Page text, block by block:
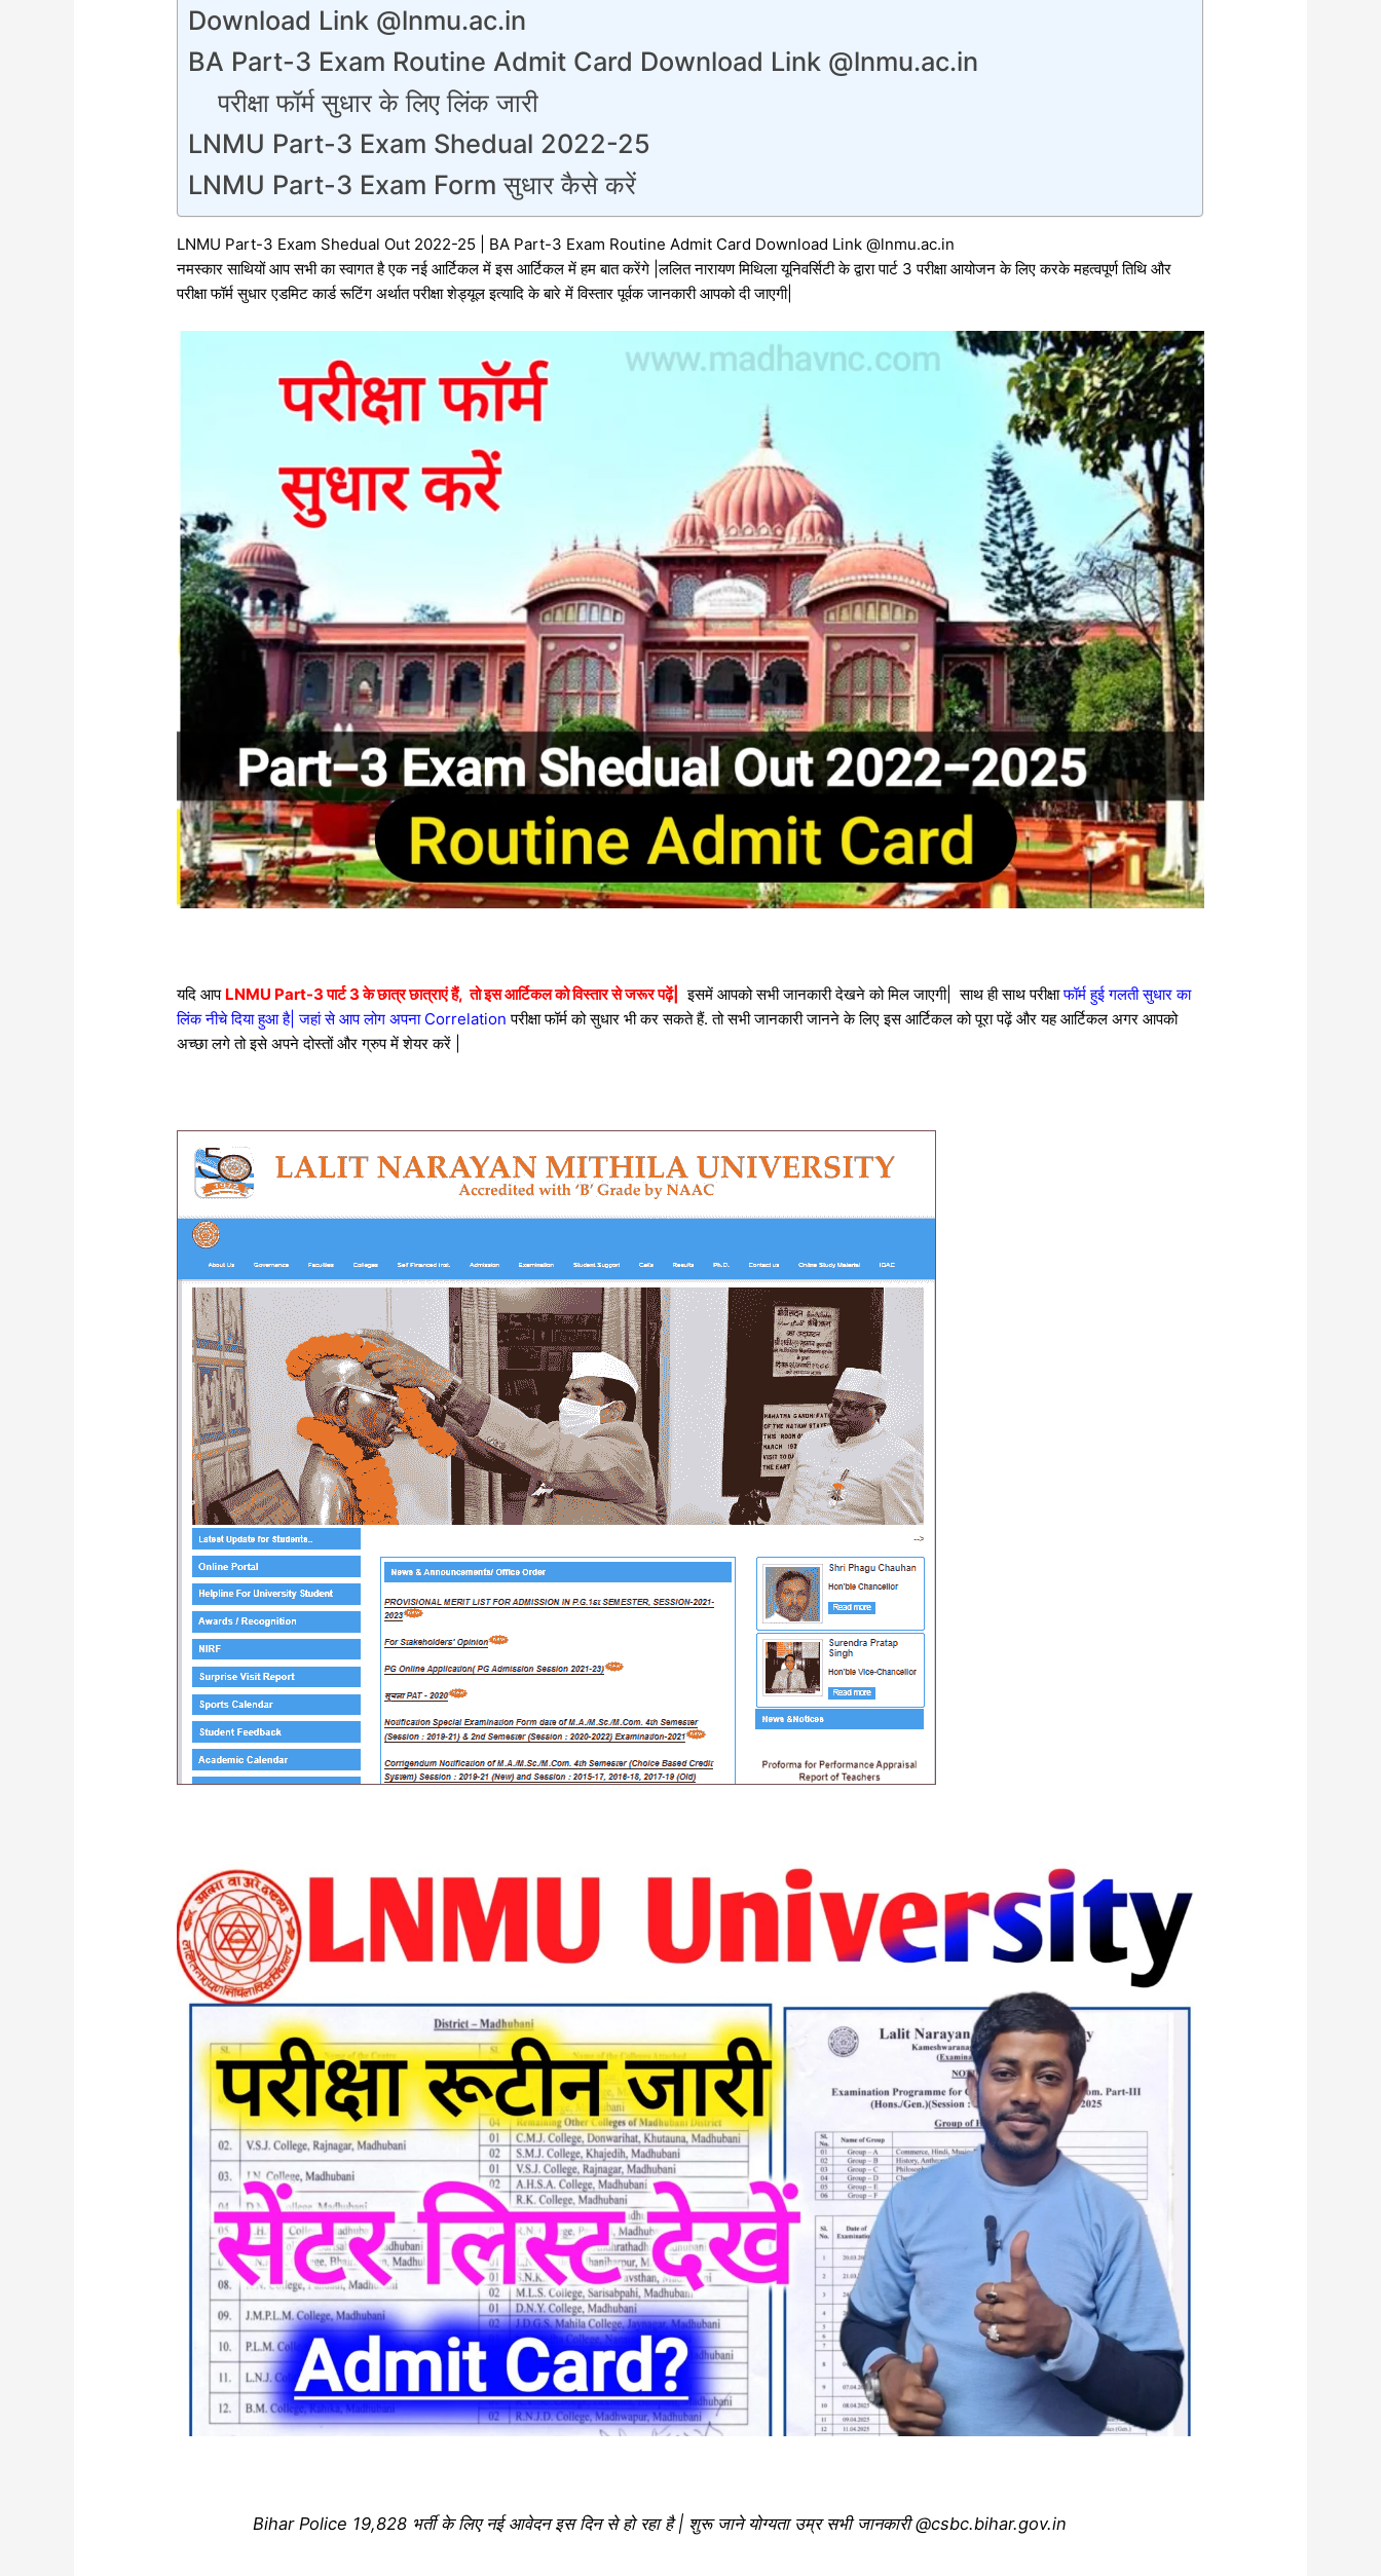
Download Link @lnmu.ac.in
BA Part-3 Exam Routine Admit Card Download Link @lnmu.ac.in
परीक्षा फॉर्म सुधार के लिए लिंक जारी
LNMU Part-3 Exam Shedual 2022-25
LNMU Part-3 Exam Form सुधार कैसे करें
LNMU Part-3 Exam Shedual Out 2022-25 | BA Part-3 Exam Routine Admit Card Download Link @lnmu.ac.in
नमस्कार साथियों आप सभी का स्वागत है एक नई आर्टिकल में इस आर्टिकल में हम बात करेंगे |ललित नारायण मिथिला यूनिवर्सिटी के द्वारा पार्ट 3 परीक्षा आयोजन के लिए करके महत्वपूर्ण तिथि और
परीक्षा फॉर्म सुधार एडमिट कार्ड रूटिंग अर्थात परीक्षा शेड्यूल इत्यादि के बारे में विस्तार पूर्वक जानकारी आपको दी जाएगी|
यदि आप LNMU Part-3 पार्ट 3 के छात्र छात्राएं हैं, तो इस आर्टिकल को विस्तार से जरूर पढ़ें| इसमें आपको सभी जानकारी देखने को मिल जाएगी| साथ ही साथ परीक्षाफॉर्म हुई गलती सुधार का
लिंक नीचे दिया हुआ है| जहां से आप लोग अपना Correlation परीक्षा फॉर्म को सुधार भी कर सकते हैं. तो सभी जानकारी जानने के लिए इस आर्टिकल को पूरा पढ़ें और यह आर्टिकल अगर आपको
अच्छा लगे तो इसे अपने दोस्तों और ग्रुप में शेयर करें |
Bihar Police 19,828 भर्ती के लिए नई आवेदन इस दिन से हो रहा है | शुरू जाने योग्यता उम्र सभी जानकारी @csbc.bihar.gov.in